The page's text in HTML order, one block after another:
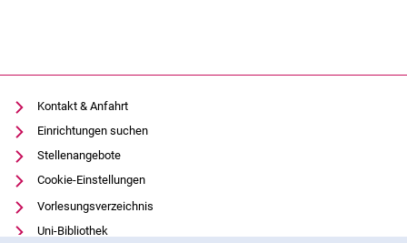
Kontakt & Anfahrt
Einrichtungen suchen
Stellenangebote
Cookie-Einstellungen
Vorlesungsverzeichnis
Uni-Bibliothek